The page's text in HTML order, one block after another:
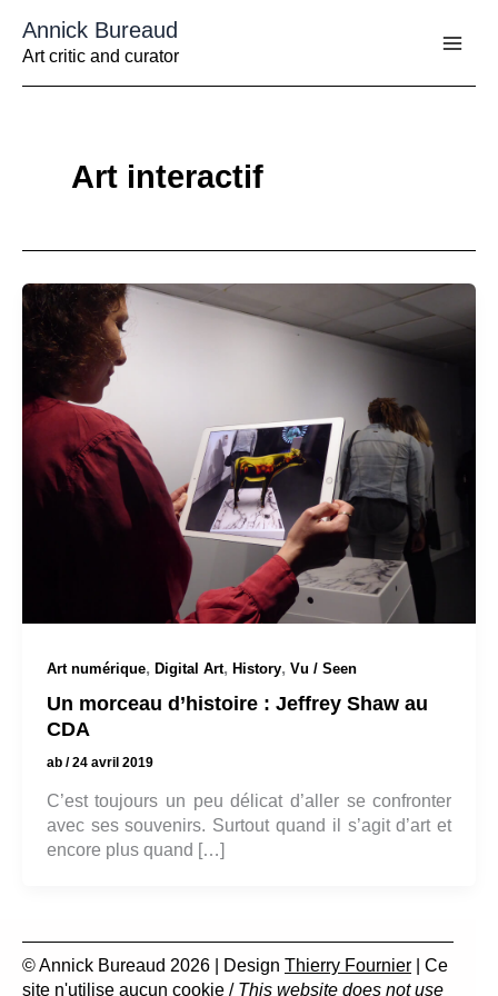
contenu
Annick Bureaud
Art critic and curator
Art interactif
Art numérique, Digital Art, History, Vu / Seen
Un morceau d’histoire : Jeffrey Shaw au
CDA
ab /24 avril 2019
C’est toujours un peu délicat d’aller se confronter
avec ses souvenirs. Surtout quand il s’agit d’art et
encore plus quand […]
© Annick Bureaud 2026 | Design Thierry Fournier | Ce
site n'utilise aucun cookie / This website does not use